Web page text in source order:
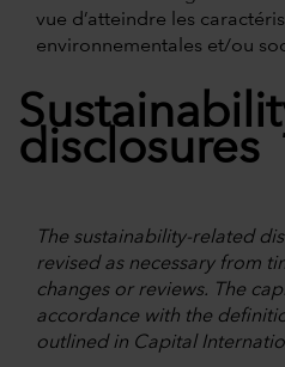
vue d’atteindre les
environnementales et/ou
disclosures
The sustainability-related
revised as necessary from
changes or reviews. The
accordance with the
outlined in Capital